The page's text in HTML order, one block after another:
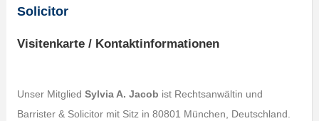
Solicitor
Visitenkarte / Kontaktinformationen
Unser Mitglied Sylvia A. Jacob ist Rechtsanwältin und
Barrister & Solicitor mit Sitz in 80801 München, Deutschland.